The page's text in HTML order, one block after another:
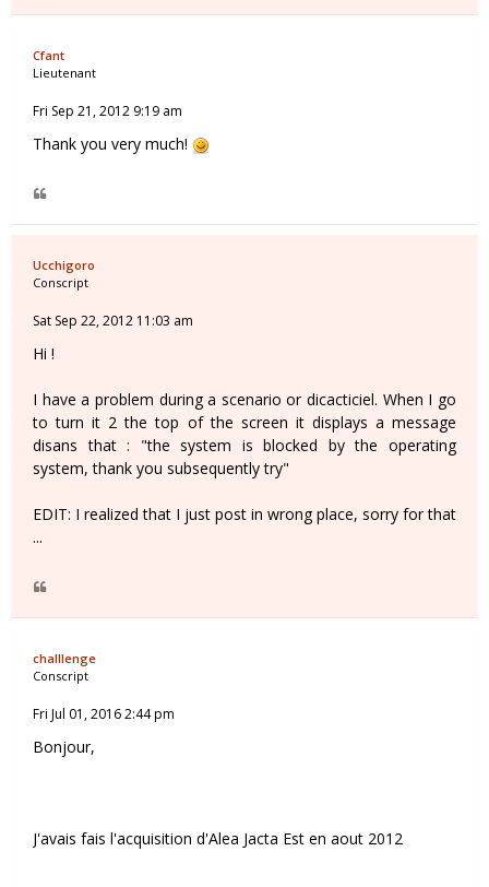
Cfant
Lieutenant
Fri Sep 21, 2012 9:19 am
Thank you very much!
Ucchigoro
Conscript
Sat Sep 22, 2012 11:03 am
Hi !
I have a problem during a scenario or dicacticiel. When I go
to turn it 2 the top of the screen it displays a message
disans that : "the system is blocked by the operating
system, thank you subsequently try"
EDIT: I realized that I just post in wrong place, sorry for that
...
challlenge
Conscript
Fri Jul 01, 2016 2:44 pm
Bonjour,
J'avais fais l'acquisition d'Alea Jacta Est en aout 2012